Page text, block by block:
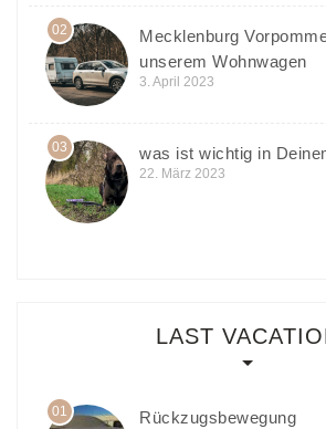
02
Mecklenburg
unserem Wohnwagen
3. April 2023
03 was ist wichtig in
22. März 2023
LAST
01 Rückzugsbewegung